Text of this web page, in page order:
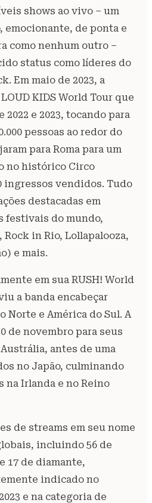
shows ao vivo – um
emocionante, de ponta e
como nenhum outro –
status como líderes do
Em maio de 2023, a
KIDS World Tour que
e 2023, tocando para
pessoas ao redor do
para Roma para um
no histórico Circo
ingressos vendidos. Tudo
destacadas em
festivais do mundo,
in Rio, Lollapalooza,
e mais.
em sua RUSH! World
a banda encabeçar
Norte e América do Sul. A
de novembro para seus
antes de uma
no Japão, culminando
na Irlanda e no Reino
de streams em seu nome
incluindo 56 de
17 de diamante,
indicado no
e na categoria de